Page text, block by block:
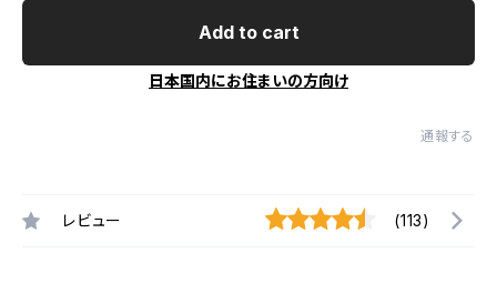
Add to cart
日本国内にお住まいの方向け
通報する
レビュー (113)